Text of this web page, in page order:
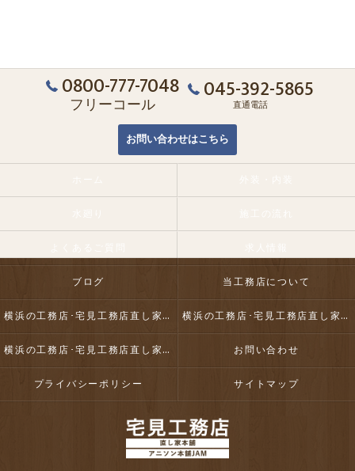
0800-777-7048
フリーコール 045-392-5865
直通電話
お問い合わせはこちら
ブログ 当工務店について
横浜の工務店･宅見工務店直し家本舗合同会社の口コミ情報 横浜の工務店･宅見工務店直し家本舗合同会社の評判
横浜の工務店･宅見工務店直し家本舗合同会社のお客様の声 お問い合わせ
プライバシーポリシー サイトマップ